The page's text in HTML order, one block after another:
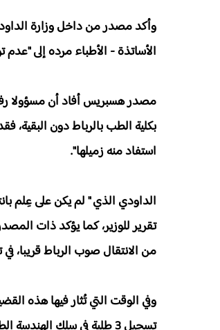
وأكد مصدر من داخل وزارة
الأساتذة - الأطباء مرده إلى "عدم
مصدر هسبريس أفاد أن مسؤولا
بكلية الطب بالرباط دون البقية،
استفاد منه زميلها".
الداودي الذي " لم يكن على عِلم
تقرير للوزير، كما يؤكد ذات
من الانتقال صوب الرباط قريبا،
وفي الوقت التي تُثار فيها هذه